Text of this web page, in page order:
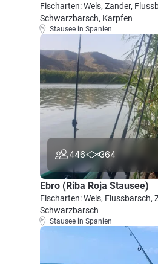
Fischarten: Wels, Zander,
Schwarzbarsch, Karpfen
Stausee in Spanien
446 364
Ebro (Riba Roja Stausee)
Fischarten: Wels, Flussbarsch,
Schwarzbarsch
Stausee in Spanien